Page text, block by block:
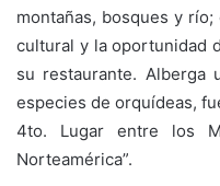
montañas, bosques y
cultural y la oportunidad
su restaurante. Alberga
especies de orquídeas,
4to. Lugar entre los
Norteamérica”.